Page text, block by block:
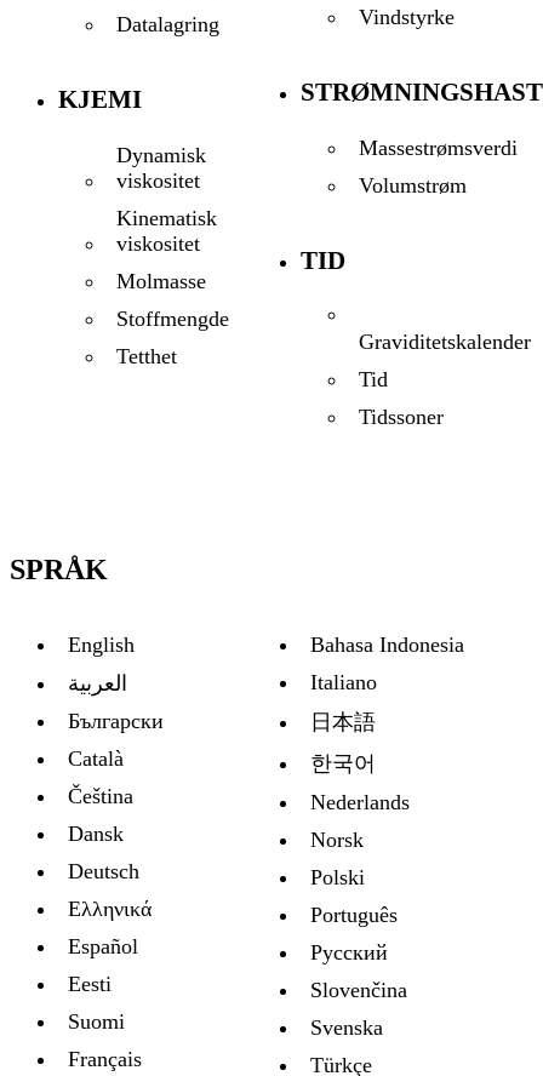
Datalagring
KJEMI
Dynamisk
viskositet
Kinematisk
viskositet
Molmasse
Stoffmengde
Tetthet
Vindstyrke
Massestrømsverdi
Volumstrøm
TID
Graviditetskalender
Tid
Tidssoner
SPRÅK
English
العربية
Български
Català
Čeština
Dansk
Deutsch
Ελληνικά
Español
Eesti
Suomi
Français
Bahasa Indonesia
Italiano
日本語
한국어
Nederlands
Norsk
Polski
Português
Русский
Slovenčina
Svenska
Türkçe